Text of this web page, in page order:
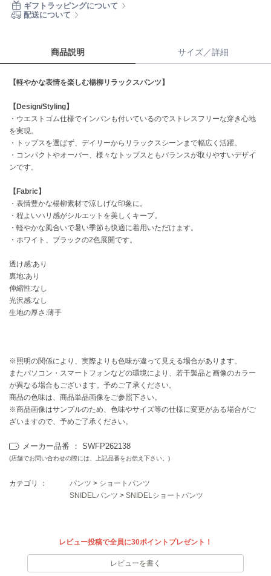
セロン
クラークス
CODE A
コードエー
コール ハーン
CONVERSE
コンバース
ダンスキン
EIMY ISTOIRE
エイミー イストワール
emmi atelier
エミ アトリエ
emmi yoga
エミヨガ
ETRÉ TOKYO
エトレトウキョウ
ey
アイ
FRAY I.D
ギフトラッピングについて
配送について
商品説明 サイズ／詳細
【軽やかな表情を楽しむ楊柳リラックスパンツ】
【Design/Styling】
・ウエストゴム仕様でインパンも付いているのでストレスフリーな穿き心地
を実現。
・トップスを選ばず、デイリーからリラックスシーンまで幅広く活躍。
・コンパクトやオーバー、様々なトップスともバランスが取りやすいデザイ
ンです。
【Fabric】
・表情豊かな楊柳素材で涼しげな印象に。
・程よいハリ感がシルエットを美しくキープ。
・軽やかな風合いで暑い季節も快適に着用いただけます。
・ホワイト、ブラックの2色展開です。
透け感:あり
裏地:あり
伸縮性:なし
光沢感:なし
生地の厚さ:薄手
※照明の関係により、実際よりも色味が違って見える場合があります。
またパソコン・スマートフォンなどの環境により、若干製品と画像のカラー
が異なる場合もございます。予めご了承ください。
商品の色味は、商品単品画像をご参照下さい。
※商品画像はサンプルのため、色味やサイズ等の仕様に変更がある場合がご
ざいますので、予めご了承ください。
メーカー品番 ： SWFP262138
(店舗でお問い合わせの際には、上記品番をお伝え下さい。)
カテゴリ ： パンツ > ショートパンツ
SNIDELパンツ > SNIDELショートパンツ
レビュー投稿で全員に30ポイントプレゼント！
レビューを書く